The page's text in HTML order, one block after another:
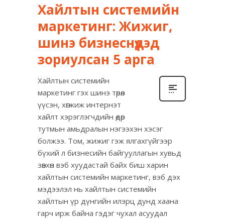
Хайлтын системийн
маркетинг: Жижиг,
шинэ бизнеснүүдэд
зориулсан 5 арга
Хайлтын системийн
маркетинг гэх шинэ төрөл
үүсэн, хөгжиж интернэт
хайлт хэрэглэгчдийн өдөр
тутмын амьдралын нэгээхэн хэсэг
болжээ. Том, жижиг гэж ялгахгүйгээр
бүхий л бизнесийн байгууллагын хувьд
зөвхөн вэб хуудастай байх биш харин
хайлтын системийн маркетинг, вэб дэх
мэдээлэл нь хайлтын системийн
хайлтын үр дүнгийн илэрц дунд хаана
гарч ирж байна гэдэг чухал асуудал